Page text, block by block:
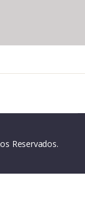
Reservados.